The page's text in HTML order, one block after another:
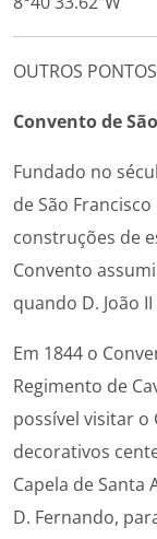
OUTROS
Convento de
Fundado no
de São
construções de
Convento
quando D. João
Em 1844 o
Regimento de
possível visitar o
decorativos
Capela de
D. Fernando,